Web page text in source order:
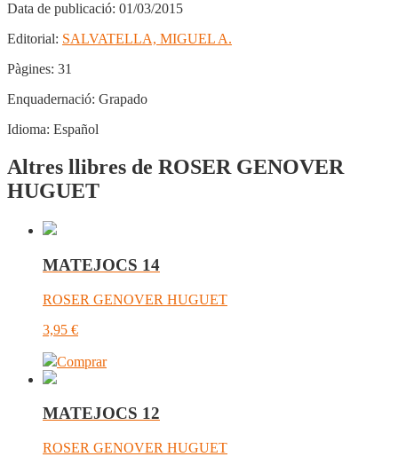
Data de publicació: 01/03/2015
Editorial: SALVATELLA, MIGUEL A.
Pàgines: 31
Enquadernació: Grapado
Idioma: Español
Altres llibres de ROSER GENOVER
HUGUET
MATEJOCS 14
ROSER GENOVER HUGUET
3,95 €
Comprar
MATEJOCS 12
ROSER GENOVER HUGUET